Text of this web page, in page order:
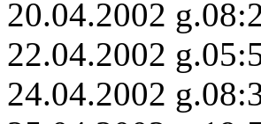
20.04.2002
22.04.2002
24.04.2002